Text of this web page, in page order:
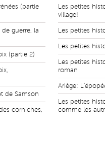
(partie
guerre, la
(partie 2)
de Samson
corniches,
Les petites
village!
Les petites
Les petites
Les petites
roman
Ariège:
Les petites
comme les